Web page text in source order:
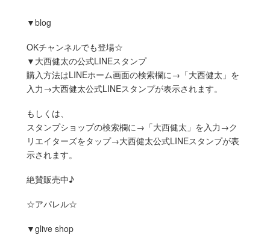
▼blog
OKチャンネルでも登場☆
▼大西健太の公式LINEスタンプ
購入方法はLINEホーム画面の検索欄に→「大西健太」を
入力→大西健太公式LINEスタンプが表示されます。
もしくは、
スタンプショップの検索欄に→「大西健太」を入力→ク
リエイターズをタップ→大西健太公式LINEスタンプが表
示されます。
絶賛販売中♪
☆アパレル☆
▼glive shop